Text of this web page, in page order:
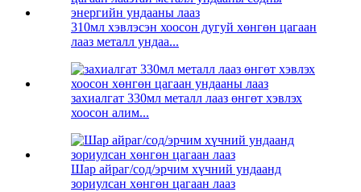
310мл хэвлэсэн хоосон дугуй хөнгөн цагаан
лааз металл ундаа...
захиалгат 330мл металл лааз өнгөт хэвлэх
хоосон алим...
Шар айраг/сод/эрчим хүчний ундаанд
зориулсан хөнгөн цагаан лааз